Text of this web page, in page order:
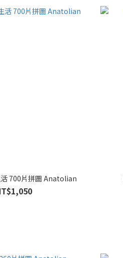
700片拼圖 Anatolian